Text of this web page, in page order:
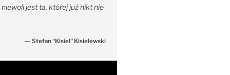
jest ta, której już nikt nie
— Stefan “Kisiel” Kisielewski